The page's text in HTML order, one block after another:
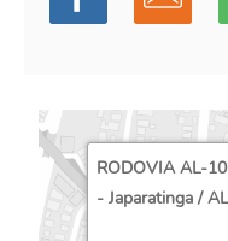
RODOVIA AL-
- Japaratinga / AL